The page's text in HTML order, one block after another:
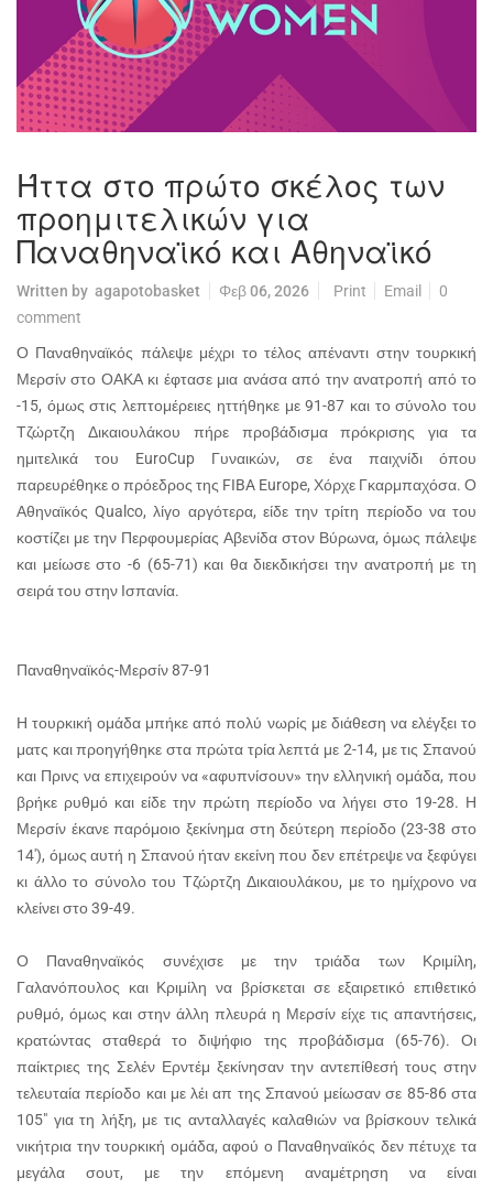
Ήττα στο πρώτο σκέλος των
προημιτελικών για
Παναθηναϊκό και Αθηναϊκό
Written by agapotobasket Φεβ 06, 2026 Print Email
0
comment
Ο Παναθηναϊκός πάλεψε μέχρι το τέλος απέναντι στην τουρκική
Μερσίν στο ΟΑΚΑ κι έφτασε μια ανάσα από την ανατροπή από το
-15, όμως στις λεπτομέρειες ηττήθηκε με 91-87 και το σύνολο του
Τζώρτζη Δικαιουλάκου πήρε προβάδισμα πρόκρισης για τα
ημιτελικά του EuroCup Γυναικών, σε ένα παιχνίδι όπου
παρευρέθηκε ο πρόεδρος της FIBA Europe, Χόρχε Γκαρμπαχόσα. Ο
Αθηναϊκός Qualco, λίγο αργότερα, είδε την τρίτη περίοδο να του
κοστίζει με την Περφουμερίας Αβενίδα στον Βύρωνα, όμως πάλεψε
και μείωσε στο -6 (65-71) και θα διεκδικήσει την ανατροπή με τη
σειρά του στην Ισπανία.
Παναθηναϊκός-Μερσίν 87-91
Η τουρκική ομάδα μπήκε από πολύ νωρίς με διάθεση να ελέγξει το
ματς και προηγήθηκε στα πρώτα τρία λεπτά με 2-14, με τις Σπανού
και Πρινς να επιχειρούν να «αφυπνίσουν» την ελληνική ομάδα, που
βρήκε ρυθμό και είδε την πρώτη περίοδο να λήγει στο 19-28. Η
Μερσίν έκανε παρόμοιο ξεκίνημα στη δεύτερη περίοδο (23-38 στο
14′), όμως αυτή η Σπανού ήταν εκείνη που δεν επέτρεψε να ξεφύγει
κι άλλο το σύνολο του Τζώρτζη Δικαιουλάκου, με το ημίχρονο να
κλείνει στο 39-49.
Ο Παναθηναϊκός συνέχισε με την τριάδα των Κριμίλη,
Γαλανόπουλος και Κριμίλη να βρίσκεται σε εξαιρετικό επιθετικό
ρυθμό, όμως και στην άλλη πλευρά η Μερσίν είχε τις απαντήσεις,
κρατώντας σταθερά το διψήφιο της προβάδισμα (65-76). Οι
παίκτριες της Σελέν Ερντέμ ξεκίνησαν την αντεπίθεσή τους στην
τελευταία περίοδο και με λέι απ της Σπανού μείωσαν σε 85-86 στα
105″ για τη λήξη, με τις ανταλλαγές καλαθιών να βρίσκουν τελικά
νικήτρια την τουρκική ομάδα, αφού ο Παναθηναϊκός δεν πέτυχε τα
μεγάλα σουτ, με την επόμενη αναμέτρηση να είναι